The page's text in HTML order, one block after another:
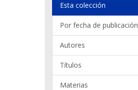
Esta colección
Por fecha de publicación
Autores
Títulos
Materias